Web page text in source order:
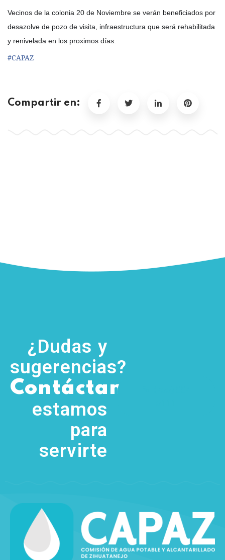
Vecinos de la colonia 20 de Noviembre se verán beneficiados por
desazolve de pozo de visita, infraestructura que será rehabilitada
y renivelada en los proximos días.
#CAPAZ
Compartir en:
¿Dudas y
sugerencias?
Contáctanos
estamos
para
servirte